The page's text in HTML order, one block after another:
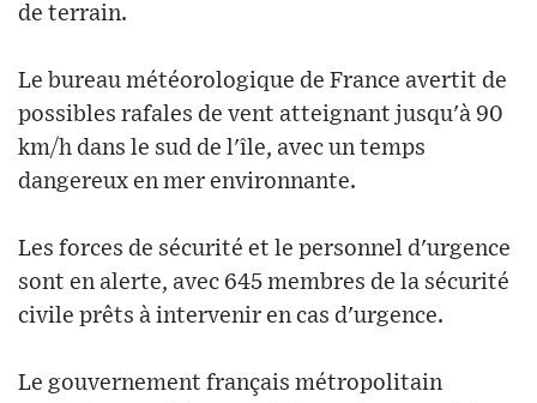
de terrain.
Le bureau météorologique de France avertit de
possibles rafales de vent atteignant jusqu'à 90
km/h dans le sud de l'île, avec un temps
dangereux en mer environnante.
Les forces de sécurité et le personnel d'urgence
sont en alerte, avec 645 membres de la sécurité
civile prêts à intervenir en cas d'urgence.
Le gouvernement français métropolitain